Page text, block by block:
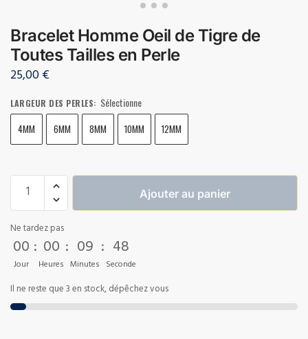
Bracelet Homme Oeil de Tigre de
Toutes Tailles en Perle
25,00€
LARGEUR DES PERLES: Sélectionne
4MM 6MM 8MM 10MM 12MM
Ajouter au panier
Ne tardez pas
00
Jour
: 00
Heures
: 09
Minutes
: 48
Seconde
Il ne reste que 3 en stock, dépêchez vous